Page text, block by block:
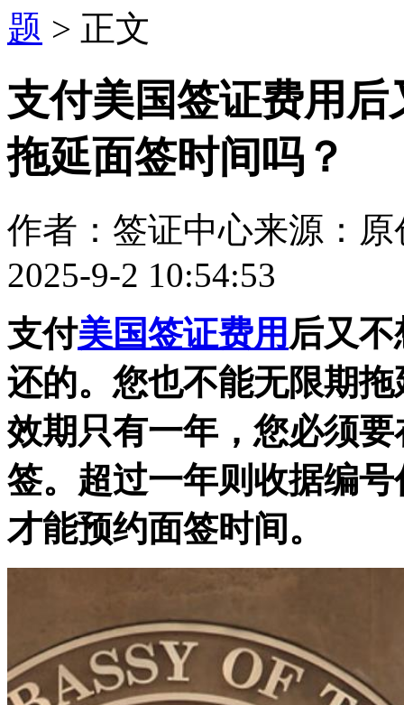
题 > 正文
支付美国签证费用
拖延面签时间吗？
作者：签证中心来源：原
2025-9-2 10:54:53
支付美国签证费用 后又不
还的。您也不能无限期
效期只有一年，您必须
签。超过一年则收据编
才能预约面签时间。